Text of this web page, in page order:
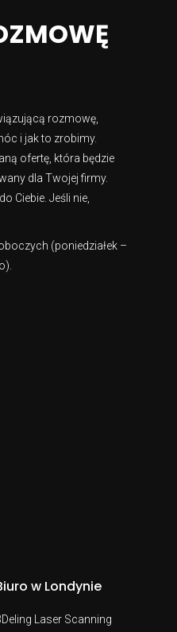
rozmowę,
i jak to zrobimy.
ofertę, która będzie
dla Twojej firmy.
Ciebie. Jeśli nie,
(poniedziałek –
w Londynie
Laser Scanning